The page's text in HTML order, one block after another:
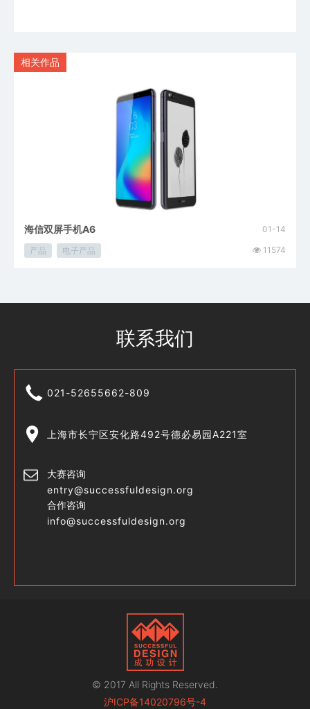
相关作品
海信双屏手机A6 01-14
产品 电子产品 11574
联系我们
021-52655662-809
上海市长宁区安化路492号德必易园A221室
大赛咨询
entry@successfuldesign.org
合作咨询
info@successfuldesign.org
© 2017 All Rights Reserved.
沪ICP备14020796号-4